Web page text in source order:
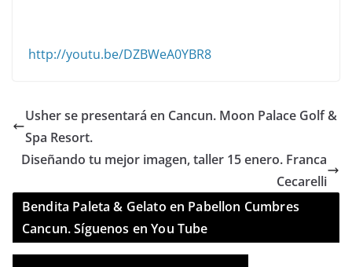
http://youtu.be/DZBWeA0YBR8
Usher se presentará en Cancun. Moon Palace Golf &
Spa Resort.
Diseñando tu mejor imagen, taller 15 enero. Franca
Cecarelli
Bendita Paleta & Gelato en Pabellon Cumbres
Cancun. Síguenos en You Tube